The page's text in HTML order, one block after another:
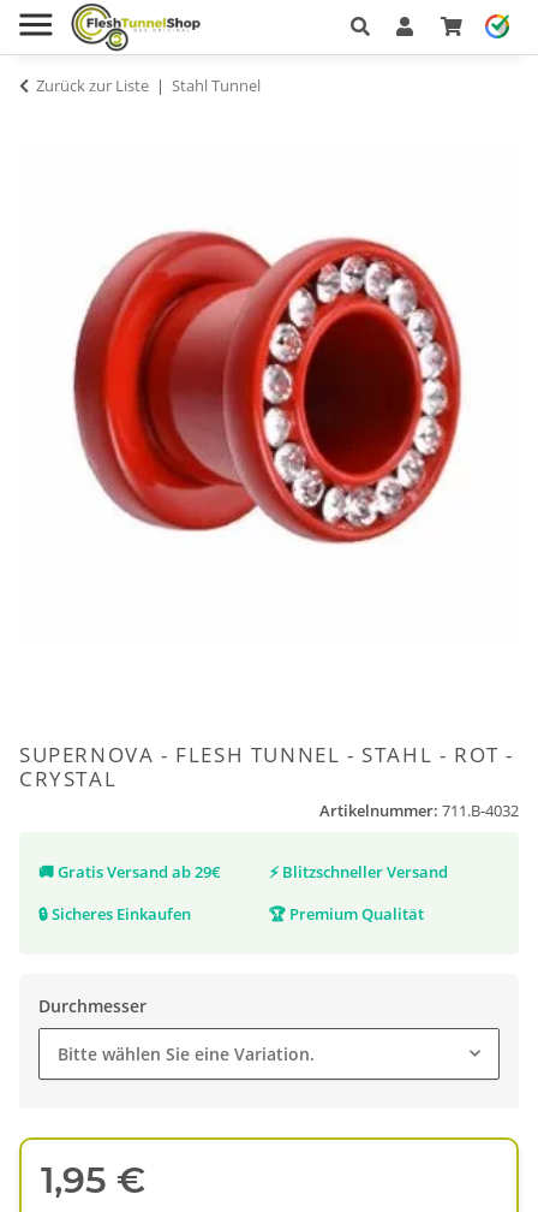
Zurück zur Liste Stahl Tunnel
SUPERNOVA - FLESH TUNNEL - STAHL - ROT -
CRYSTAL
Artikelnummer: 711.B-4032
🚚Gratis Versand ab 29€ ⚡ Blitzschneller Versand
🔒Sicheres Einkaufen 🏆 Premium Qualität
Durchmesser
Bitte wählen Sie eine Variation.
1,95 €